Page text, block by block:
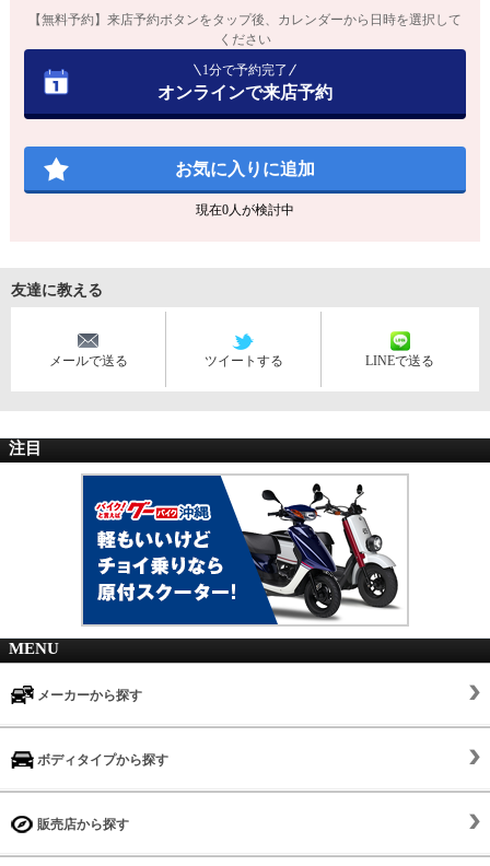
【無料予約】来店予約ボタンをタップ後、カレンダーから日時を選択して
ください
1分で予約完了
オンラインで来店予約
お気に入りに追加
現在0人が検討中
友達に教える
メールで送る ツイートする LINEで送る
注目
MENU
メーカーから探す
ボディタイプから探す
販売店から探す